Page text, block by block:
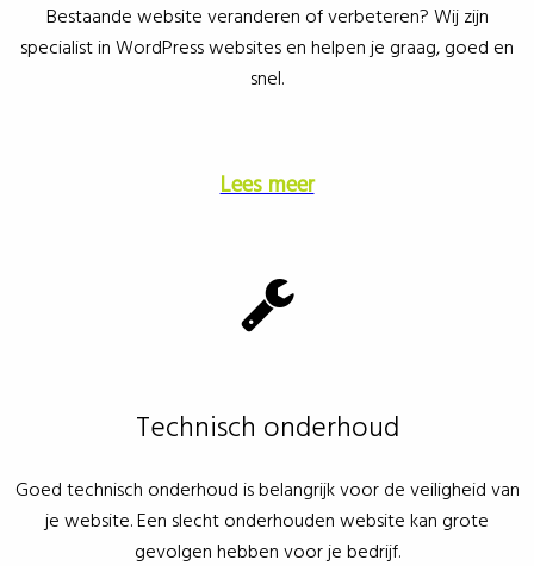
Bestaande website veranderen of verbeteren? Wij zijn
specialist in WordPress websites en helpen je graag, goed en
snel.
Lees meer
Technisch onderhoud
Goed technisch onderhoud is belangrijk voor de veiligheid van
je website. Een slecht onderhouden website kan grote
gevolgen hebben voor je bedrijf.